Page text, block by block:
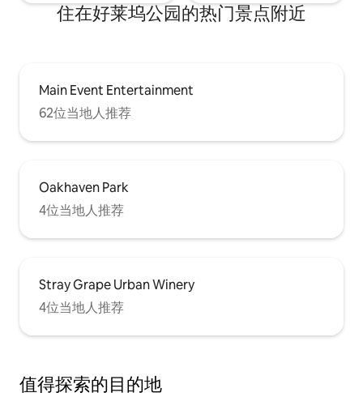
住在好莱坞公园的热门景点附近
Main Event Entertainment
62位当地人推荐
Oakhaven Park
4位当地人推荐
Stray Grape Urban Winery
4位当地人推荐
值得探索的目的地